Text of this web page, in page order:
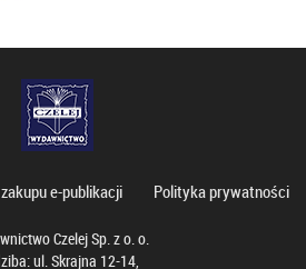
e-publikacji Polityka prywatności
Czelej Sp. z o. o.
ul. Skrajna 12-14,